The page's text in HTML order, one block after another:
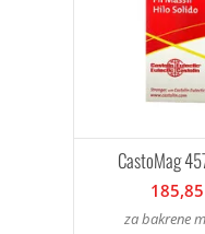
CastoMag
za bakrene